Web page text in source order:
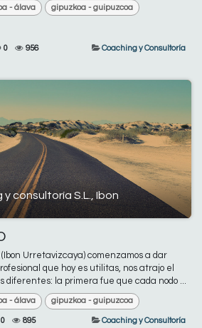
- álava gipuzkoa - guipuzcoa
0 956 Coaching y Consultoría
consultoría S.L., Ibon
Urretavizcaya) comenzamos a dar
que hoy es utilitas, nos atrajo el
diferentes: la primera fue que cada nodo ...
- álava gipuzkoa - guipuzcoa
0 895 Coaching y Consultoría